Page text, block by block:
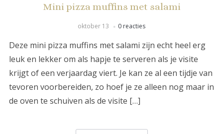
Mini pizza muffins met salami
oktober 13 0 reacties
Deze mini pizza muffins met salami zijn echt heel erg
leuk en lekker om als hapje te serveren als je visite
krijgt of een verjaardag viert. Je kan ze al een tijdje van
tevoren voorbereiden, zo hoef je ze alleen nog maar in
de oven te schuiven als de visite […]